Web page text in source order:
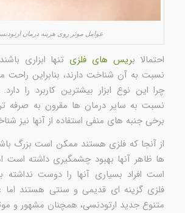
عوامل موثر روی هزینه درمان
احتمالا بریس های فلزی تنها ابزاری
نسبت به آن شناخت دارند، بنابراین راحت
چرا این نوع ابزار بیشترین کاربرد را
نسبت به سایر درمان ها مقرون به صرفه
برخی جنبه های منفی استفاده از آنها نیز
از آنجا که فلزی هستند ممکن است بزرگ
ها ظاهر آنها بهبود چشمگیری داشته است
است افراد بسیاری آنها را دوست
فلزی گزینه ای قدیمی و سنتی هستند اما
متنوع جدید ارتودنسی، همچنان مشهور و